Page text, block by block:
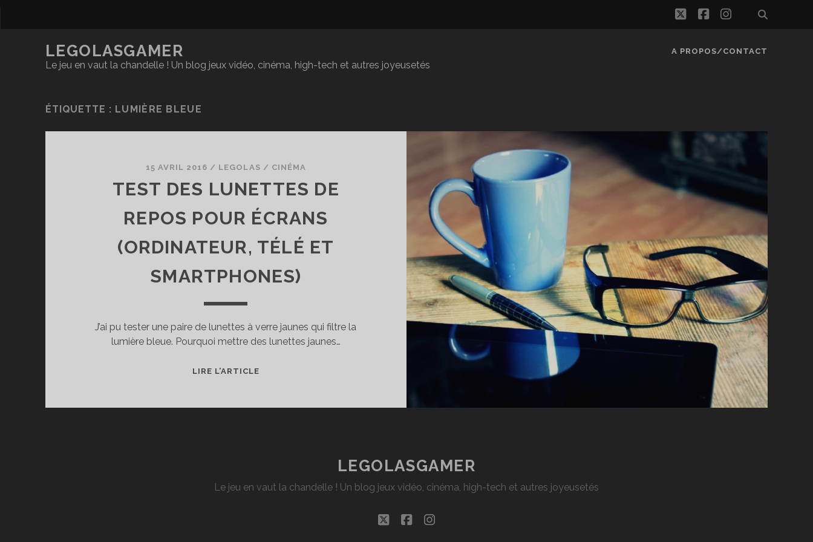
twitterfacebook
instagram
LEGOLASGAMER
Le jeu en vaut la chandelle ! Un blog jeux vidéo, cinéma, high-tech et autres joyeusetés
A PROPOS/CONTACT
ÉTIQUETTE : LUMIÈRE BLEUE
15 AVRIL 2016 / LEGOLAS / CINÉMA
TEST DES LUNETTES DE
REPOS POUR ÉCRANS
(ORDINATEUR, TÉLÉ ET
SMARTPHONES)
J’ai pu tester une paire de lunettes à verre jaunes qui filtre la
lumière bleue. Pourquoi mettre des lunettes jaunes…
LIRE L’ARTICLE
TÉLÉ
LEGOLASGAMER
Le jeu en vaut la chandelle ! Un blog jeux vidéo, cinéma, high-tech et autres joyeusetés
twitterfacebookinstagram